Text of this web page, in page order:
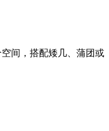
间，搭配矮几、蒲团或